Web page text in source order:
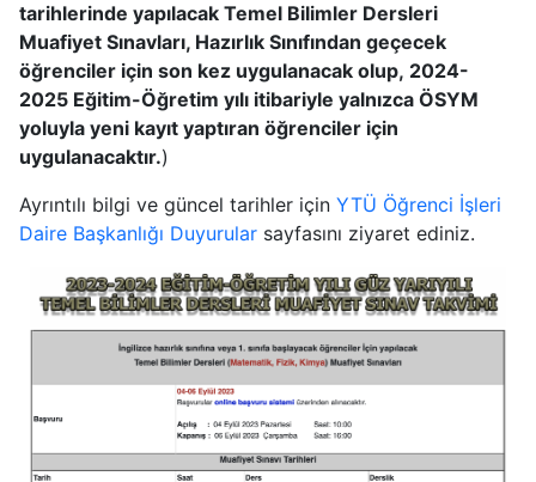
tarihlerinde yapılacak Temel Bilimler Dersleri
Muafiyet Sınavları, Hazırlık Sınıfından geçecek
öğrenciler için son kez uygulanacak olup, 2024-
2025 Eğitim-Öğretim yılı itibariyle yalnızca ÖSYM
yoluyla yeni kayıt yaptıran öğrenciler için
uygulanacaktır.)
Ayrıntılı bilgi ve güncel tarihler için YTÜ Öğrenci İşleri
Daire Başkanlığı Duyurular sayfasını ziyaret ediniz.